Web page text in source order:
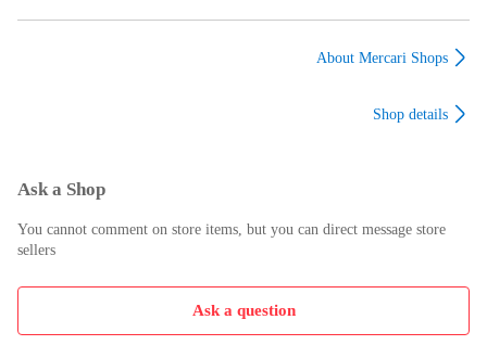
241CWDT-PTM06 ト
ト ハーフ パンツ ボ
About Mercari Shops
Shop details
Ask a Shop
You cannot comment on store items, but you can direct message store
sellers
Ask a question